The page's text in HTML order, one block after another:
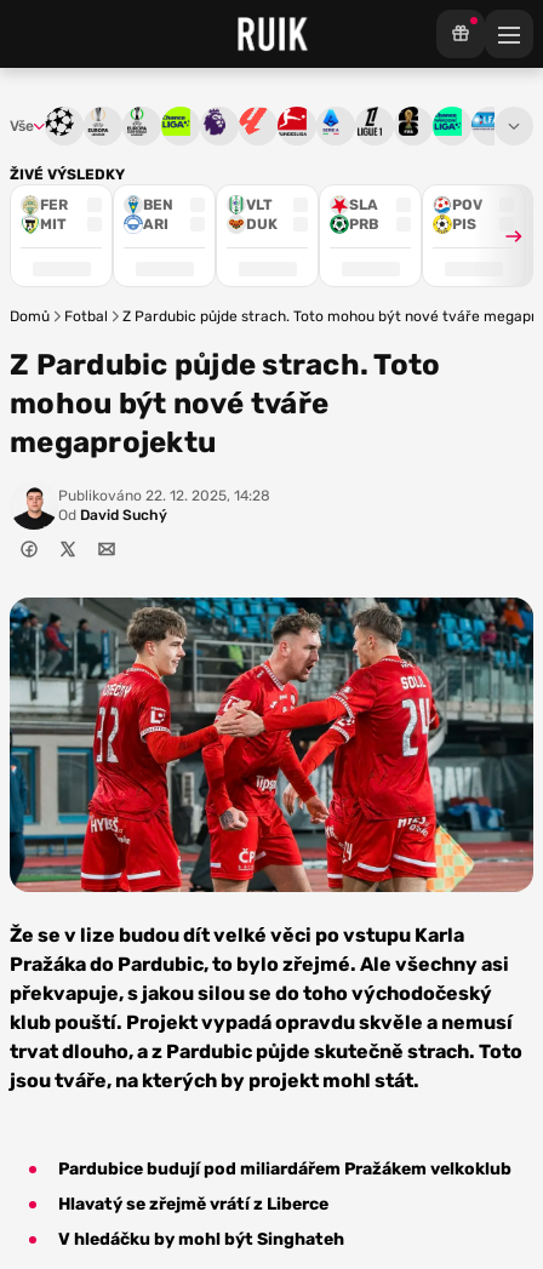
ŽIVÉ VÝSLEDKY
FER
MIT
BEN
ARI
VLT
DUK
SLA
PRB
POV
PIS
Vše Liga mistrůEvropská liga
Konferenční liga
Chance ligaPremier League
La LigaBundesliga
Serie ALigue 1Mistrovství světa
Chance3. ČFL
Domů Fotbal Z Pardubic půjde strach. Toto mohou být nové tváře
Z Pardubic půjde strach. Toto
mohou být nové tváře
megaprojektu
Publikováno 22. 12. 2025, 14:28
Od David Suchý
Pardubice
Že se v lize budou dít velké věci po vstupu Karla
Pražáka do Pardubic, to bylo zřejmé. Ale všechny asi
překvapuje, s jakou silou se do toho východočeský
klub pouští. Projekt vypadá opravdu skvěle a nemusí
trvat dlouho, a z Pardubic půjde skutečně strach. Toto
jsou tváře, na kterých by projekt mohl stát.
Pardubice budují pod miliardářem Pražákem velkoklub
Hlavatý se zřejmě vrátí z Liberce
V hledáčku by mohl být Singhateh